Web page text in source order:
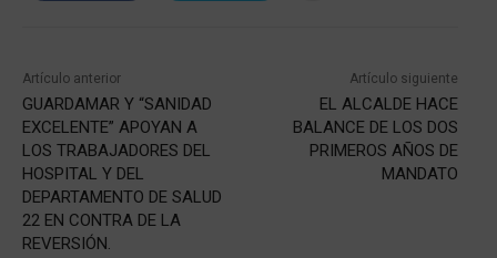
Artículo anterior
GUARDAMAR Y “SANIDAD
EXCELENTE” APOYAN A
LOS TRABAJADORES DEL
HOSPITAL Y DEL
DEPARTAMENTO DE SALUD
22 EN CONTRA DE LA
REVERSIÓN.
Artículo siguiente
EL ALCALDE HACE
BALANCE DE LOS DOS
PRIMEROS AÑOS DE
MANDATO